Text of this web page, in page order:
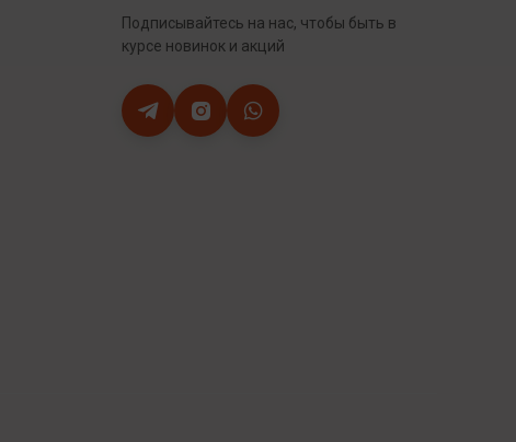
Подписывайтесь на нас, чтобы быть в
курсе новинок и акций